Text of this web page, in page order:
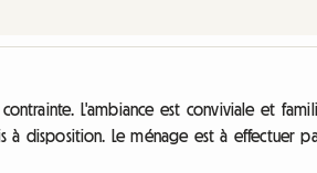
L'ambiance est conviviale et
disposition. Le ménage est à effectuer